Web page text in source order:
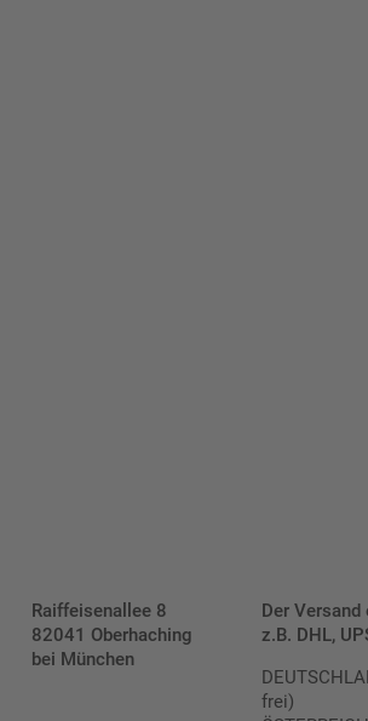
Raiffeisenallee 8
82041 Oberhaching
bei München
Der
z.B. DHL,
frei)